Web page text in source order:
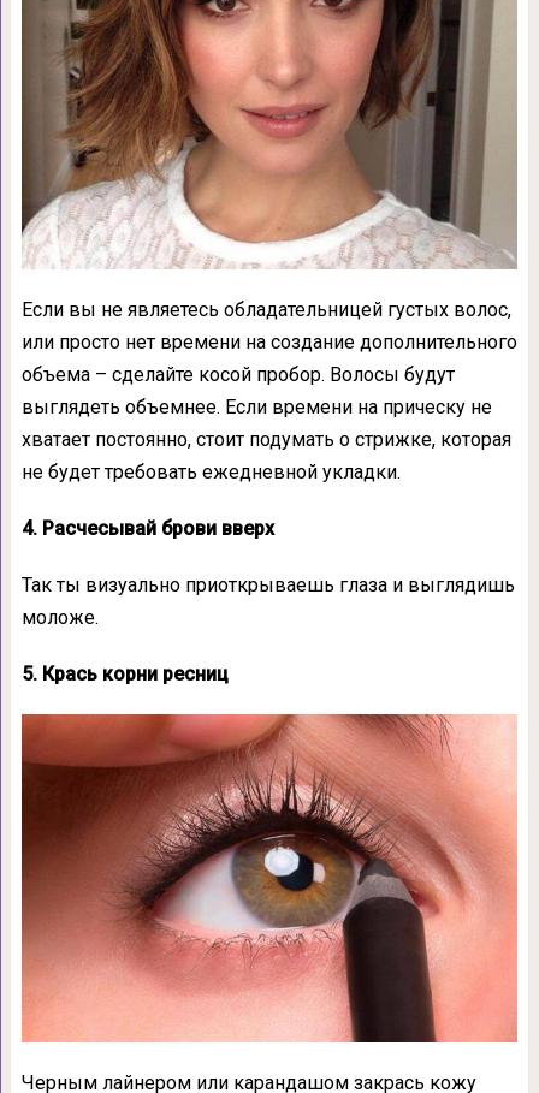
Если вы не являетесь обладательницей густых волос,
или просто нет времени на создание дополнительного
объема – сделайте косой пробор. Волосы будут
выглядеть объемнее. Если времени на прическу не
хватает постоянно, стоит подумать о стрижке, которая
не будет требовать ежедневной укладки.
4. Расчесывай брови вверх
Так ты визуально приоткрываешь глаза и выглядишь
моложе.
5. Крась корни ресниц
Черным лайнером или карандашом закрась кожу